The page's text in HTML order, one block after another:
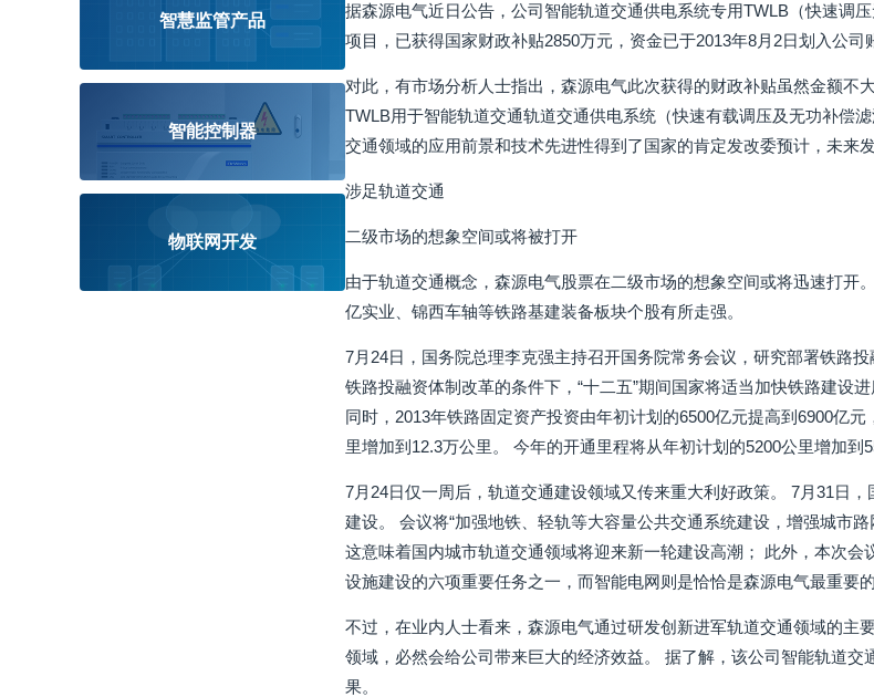
智慧监管产品
智能控制器
物联网开发
据森源电气近日公告，公司智能轨道交通供电系统专用TWLB（快速调
项目，已获得国家财政补贴2850万元，资金已于2013年8月2日划入公司
对此，有市场分析人士指出，森源电气此次获得的财政补贴虽然金额
TWLB用于智能轨道交通轨道交通供电系统（快速有载调压及无功补偿
交通领域的应用前景和技术先进性得到了国家的肯定发改委预计，未来
涉足轨道交通
二级市场的想象空间或将被打开
由于轨道交通概念，森源电气股票在二级市场的想象空间或将迅速打
亿实业、锦西车轴等铁路基建装备板块个股有所走强。
7月24日，国务院总理李克强主持召开国务院常务会议，研究部署铁路
铁路投融资体制改革的条件下，“十二五”期间国家将适当加快铁路建设
同时，2013年铁路固定资产投资由年初计划的6500亿元提高到6900亿
里增加到12.3万公里。 今年的开通里程将从年初计划的5200公里增加
7月24日仅一周后，轨道交通建设领域又传来重大利好政策。 7月31日
建设。 会议将“加强地铁、轻轨等大容量公共交通系统建设，增强城市
这意味着国内城市轨道交通领域将迎来新一轮建设高潮； 此外，本次会
设施建设的六项重要任务之一，而智能电网则是恰恰是森源电气最重要
不过，在业内人士看来，森源电气通过研发创新进军轨道交通领域的主
领域，必然会给公司带来巨大的经济效益。 据了解，该公司智能轨道
果。